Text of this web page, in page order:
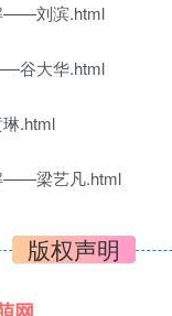
——刘滨.html
谷大华.html
.html
——梁艺凡.html
版权声明